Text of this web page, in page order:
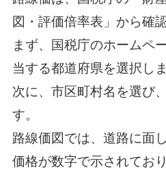
図・評価倍率表」から確
まず、国税庁のホームペ
当する都道府県を選択し
次に、市区町村名を選び
す。
路線価図では、道路に面
価格が数字で示されてお